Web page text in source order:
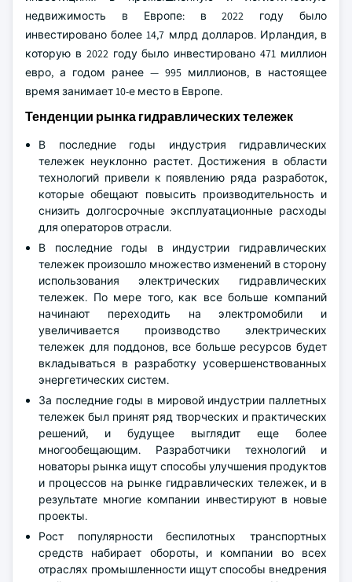
недвижимость в Европе: в 2022 году было
инвестировано более 14,7 млрд долларов. Ирландия, в
которую в 2022 году было инвестировано 471 миллион
евро, а годом ранее — 995 миллионов, в настоящее
время занимает 10-е место в Европе.
Тенденции рынка гидравлических тележек
В последние годы индустрия гидравлических
тележек неуклонно растет. Достижения в области
технологий привели к появлению ряда разработок,
которые обещают повысить производительность и
снизить долгосрочные эксплуатационные расходы
для операторов отрасли.
В последние годы в индустрии гидравлических
тележек произошло множество изменений в сторону
использования электрических гидравлических
тележек. По мере того, как все больше компаний
начинают переходить на электромобили и
увеличивается производство электрических
тележек для поддонов, все больше ресурсов будет
вкладываться в разработку усовершенствованных
энергетических систем.
За последние годы в мировой индустрии паллетных
тележек был принят ряд творческих и практических
решений, и будущее выглядит еще более
многообещающим. Разработчики технологий и
новаторы рынка ищут способы улучшения продуктов
и процессов на рынке гидравлических тележек, и в
результате многие компании инвестируют в новые
проекты.
Рост популярности беспилотных транспортных
средств набирает обороты, и компании во всех
отраслях промышленности ищут способы внедрения